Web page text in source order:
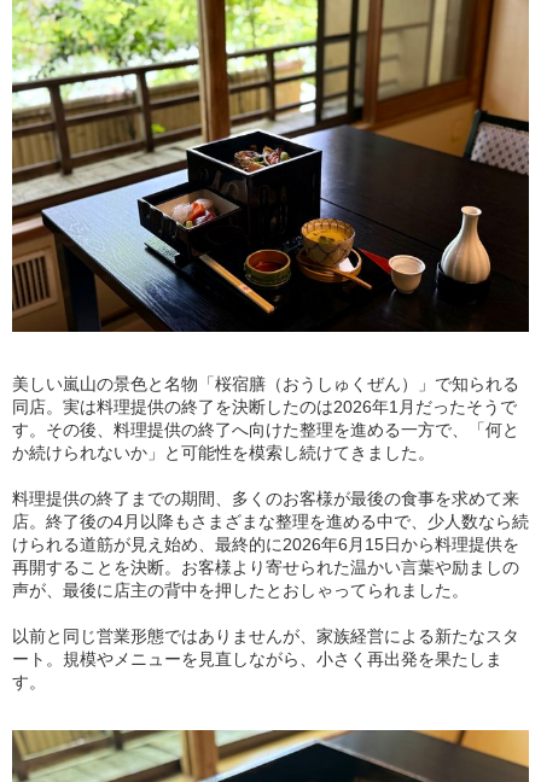
美しい嵐山の景色と名物「桜宿膳（おうしゅくぜん）」で知られる
同店。実は料理提供の終了を決断したのは2026年1月だったそうで
す。その後、料理提供の終了へ向けた整理を進める一方で、「何と
か続けられないか」と可能性を模索し続けてきました。
料理提供の終了までの期間、多くのお客様が最後の食事を求めて来
店。終了後の4月以降もさまざまな整理を進める中で、少人数なら続
けられる道筋が見え始め、最終的に2026年6月15日から料理提供を
再開することを決断。お客様より寄せられた温かい言葉や励ましの
声が、最後に店主の背中を押したとおしゃってられました。
以前と同じ営業形態ではありませんが、家族経営による新たなスタ
ート。規模やメニューを見直しながら、小さく再出発を果たしま
す。